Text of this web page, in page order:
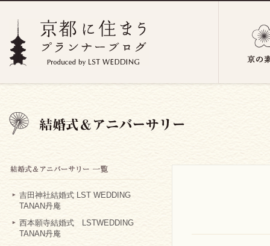
吉田神社結婚式 LST WEDDING
TANAN丹庵
西本願寺結婚式 LSTWEDDING
TANAN丹庵